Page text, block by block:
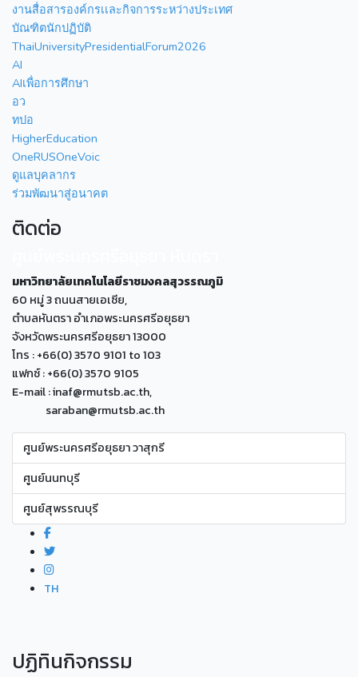
งานสื่อสารองค์กรเเละกิจการระหว่างประเทศ
บัณฑิตนักปฏิบัติ
ThaiUniversityPresidentialForum2026
AI
AIเพื่อการศึกษา
อว
ทปอ
HigherEducation
OneRUSOneVoic
ดูแลบุคลากร
ร่วมพัฒนาสู่อนาคต
ติดต่อ
มหาวิทยาลัยเทคโนโลยีราชมงคลสุวรรณภูมิ
60 หมู่ 3 ถนนสายเอเซีย,
ตำบลหันตรา อำเภอพระนครศรีอยุธยา
จังหวัดพระนครศรีอยุธยา 13000
โทร : +66(0) 3570 9101 to 103
แฟกซ์ : +66(0) 3570 9105
E-mail : inaf@rmutsb.ac.th,
saraban@rmutsb.ac.th
ศูนย์พระนครศรีอยุธยา วาสุกรี
ศูนย์นนทบุรี
ศูนย์สุพรรณบุรี
TH
ปฏิทินกิจกรรม